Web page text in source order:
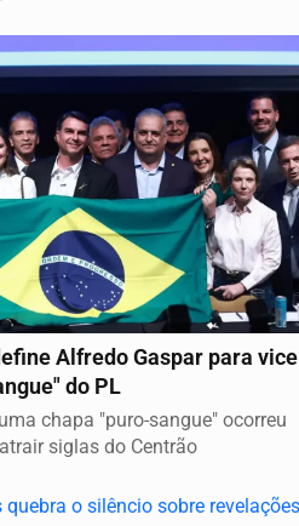
Alfredo Gaspar para vice
do PL
chapa "puro-sangue" ocorreu
siglas do Centrão